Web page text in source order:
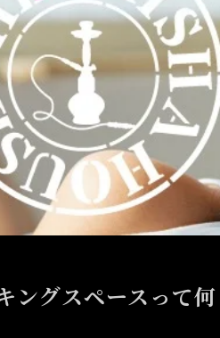
ングスペースって何